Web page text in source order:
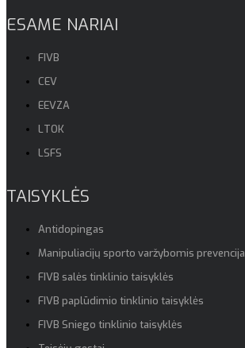
ESAME NARIAI
FIVB
CEV
EEVZA
LTOK
LSFS
TAISYKLĖS
Antidopingas
Manipuliacijų sporto varžybomis prevencija
FIVB salės tinklinio taisyklės
FIVB paplūdimio tinklinio taisyklės
FIVB Sniego tinklinio taisyklės